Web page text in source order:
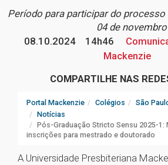
Período para participar do processo
04 de novembro
08.10.2024
14h46
Mackenzie
COMPARTILHE NAS
Portal Mackenzie Colégios
São
Notícias
Pós-Graduação Stricto Sensu 2025-1:
inscrições para mestrado e doutorado
A Universidade Presbiteriana